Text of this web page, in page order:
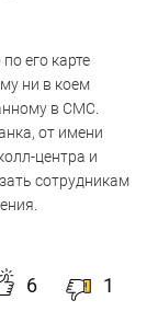
его карте
ни в коем
в СМС.
от имени
центра и
сотрудникам
6 1